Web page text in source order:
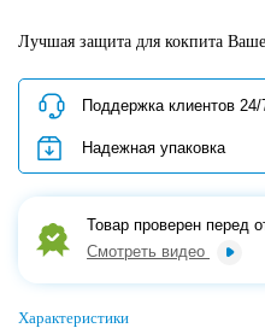
Лучшая защита для кокпита
Поддержка клиентов 24/
Надежная упаковка
Товар проверен перед
Смотреть видео
Характеристики